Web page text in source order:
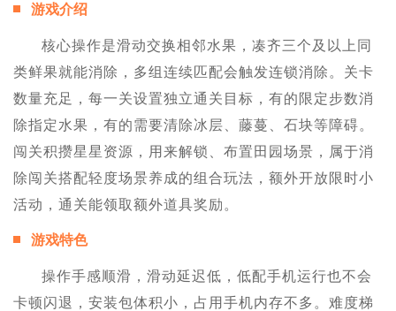
游戏介绍
核心操作是滑动交换相邻水果，凑齐三个及以上同
类鲜果就能消除，多组连续匹配会触发连锁消除。关卡
数量充足，每一关设置独立通关目标，有的限定步数消
除指定水果，有的需要清除冰层、藤蔓、石块等障碍。
闯关积攒星星资源，用来解锁、布置田园场景，属于消
除闯关搭配轻度场景养成的组合玩法，额外开放限时小
活动，通关能领取额外道具奖励。
游戏特色
操作手感顺滑，滑动延迟低，低配手机运行也不会
卡顿闪退，安装包体积小，占用手机内存不多。难度梯